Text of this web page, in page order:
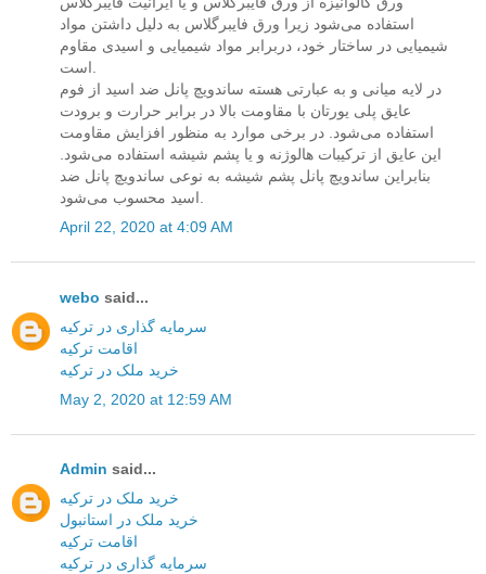
استفاده می‌شود زیرا ورق فایبرگلاس به دلیل داشتن مواد
شیمیایی در ساختار خود، دربرابر مواد شیمیایی و اسیدی مقاوم
است.
در لایه میانی و به عبارتی هسته ساندویچ پانل ضد اسید از فوم
عایق پلی یورتان با مقاومت بالا در برابر حرارت و برودت
استفاده می‌شود. در برخی موارد به منظور افزایش مقاومت
این عایق از ترکیبات هالوژنه و یا پشم شیشه استفاده می‌شود.
بنابراین ساندویچ پانل پشم شیشه به نوعی ساندویچ پانل ضد
اسید محسوب می‌شود.
April 22, 2020 at 4:09 AM
webo said...
سرمایه گذاری در ترکیه
اقامت ترکیه
خرید ملک در ترکیه
May 2, 2020 at 12:59 AM
Admin said...
خرید ملک در ترکیه
خرید ملک در استانبول
اقامت ترکیه
سرمایه گذاری در ترکیه